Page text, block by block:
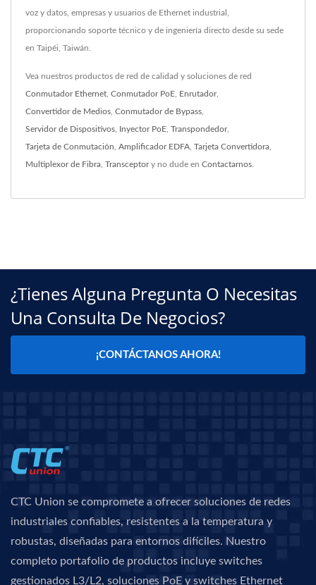
voz y datos, empresas y usuarios de Ethernet industrial,
proporcionando soporte técnico y de ingeniería directo desde su sede
en Taipéi, Taiwán.
Vea nuestros productos de red de calidad y soluciones de red
Conmutador Ethernet Conmutador PoE Enrutador,
Convertidor de Medios Conmutador de Bypass
Servidor de Dispositivos Inyector PoE Transpondedor,
Tarjeta de Conmutación Amplificador EDFA Tarjeta Convertidora
Multiplexor de Fibra Transceptory no dude en Contactarnos
¿Tienes Alguna Pregunta O Necesitas
Una Consulta De Negocios?
¡CONTÁCTANOS AHORA!
CTC Union se compromete a ofrecer soluciones de redes
industriales confiables, resistentes a la temperatura y
robustas, diseñadas para entornos difíciles. Nuestro
completo portafolio de productos incluye switches
gestionados L3/L2, soluciones PoE y switches Ethernet